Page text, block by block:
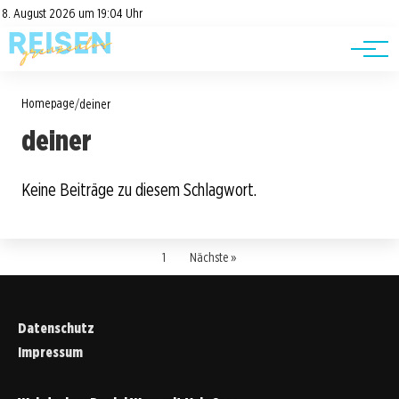
8. August 2026 um 19:04 Uhr
Datenschutz
Impressum
Road Trips
Reisetipps
Homepage/deiner
deiner
Keine Beiträge zu diesem Schlagwort.
1 Nächste »
Datenschutz
Impressum